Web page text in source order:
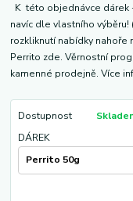
K této objednávce dárek
navíc dle vlastního
rozkliknutí nabídky nahoře
Perrito zde. Věrnostní
kamenné prodejně. Více
Dostupnost
DÁREK